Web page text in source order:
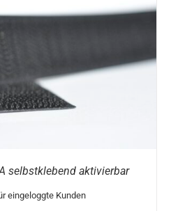
selbstklebend aktivierbar
eingeloggte Kunden